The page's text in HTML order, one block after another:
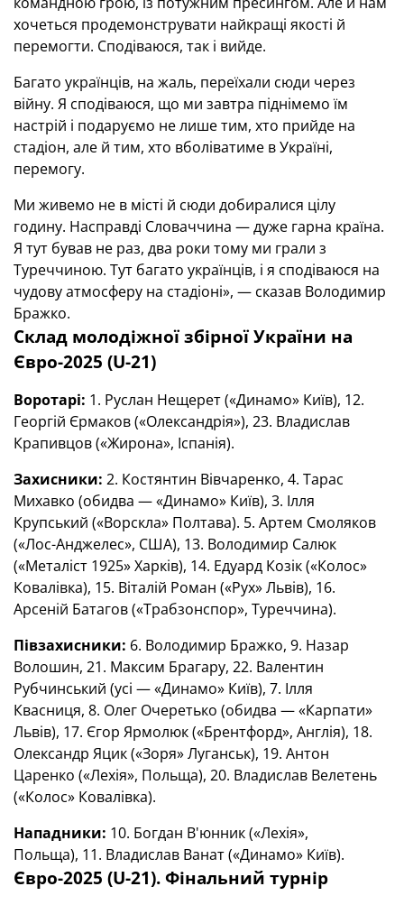
хочеться продемонструвати найкращі якості й
перемогти. Сподіваюся, так і вийде.
Багато українців, на жаль, переїхали сюди через
війну. Я сподіваюся, що ми завтра піднімемо їм
настрій і подаруємо не лише тим, хто прийде на
стадіон, але й тим, хто вболіватиме в Україні,
перемогу.
Ми живемо не в місті й сюди добиралися цілу
годину. Насправді Словаччина — дуже гарна країна.
Я тут бував не раз, два роки тому ми грали з
Туреччиною. Тут багато українців, і я сподіваюся на
чудову атмосферу на стадіоні», — сказав Володимир
Бражко.
Склад молодіжної збірної України на
Євро-2025 (U-21)
Воротарі: 1. Руслан Нещерет («Динамо» Київ), 12.
Георгій Єрмаков («Олександрія»), 23. Владислав
Крапивцов («Жирона», Іспанія).
Захисники: 2. Костянтин Вівчаренко, 4. Тарас
Михавко (обидва — «Динамо» Київ), 3. Ілля
Крупський («Ворскла» Полтава). 5. Артем Смоляков
(«Лос-Анджелес», США), 13. Володимир Салюк
(«Металіст 1925» Харків), 14. Едуард Козік («Колос»
Ковалівка), 15. Віталій Роман («Рух» Львів), 16.
Арсеній Батагов («Трабзонспор», Туреччина).
Півзахисники: 6. Володимир Бражко, 9. Назар
Волошин, 21. Максим Брагару, 22. Валентин
Рубчинський (усі — «Динамо» Київ), 7. Ілля
Квасниця, 8. Олег Очеретько (обидва — «Карпати»
Львів), 17. Єгор Ярмолюк («Брентфорд», Англія), 18.
Олександр Яцик («Зоря» Луганськ), 19. Антон
Царенко («Лехія», Польща), 20. Владислав Велетень
(«Колос» Ковалівка).
Нападники: 10. Богдан В'юнник («Лехія»,
Польща), 11. Владислав Ванат («Динамо» Київ).
Євро-2025 (U-21). Фінальний турнір